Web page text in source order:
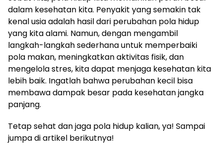
dalam kesehatan kita. Penyakit yang semakin tak
kenal usia adalah hasil dari perubahan pola hidup
yang kita alami. Namun, dengan mengambil
langkah-langkah sederhana untuk memperbaiki
pola makan, meningkatkan aktivitas fisik, dan
mengelola stres, kita dapat menjaga kesehatan kita
lebih baik. Ingatlah bahwa perubahan kecil bisa
membawa dampak besar pada kesehatan jangka
panjang.
Tetap sehat dan jaga pola hidup kalian, ya! Sampai
jumpa di artikel berikutnya!